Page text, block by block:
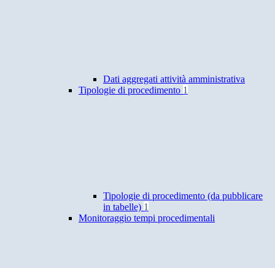
Dati aggregati attività amministrativa
Tipologie di procedimento 1
Tipologie di procedimento (da pubblicare
in tabelle) 1
Monitoraggio tempi procedimentali